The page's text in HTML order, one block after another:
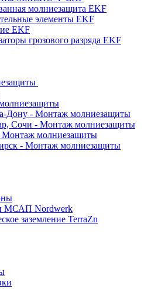
молниезащита EKF
элементы EKF
EKF
грозового разряда EKF
Дону - Монтаж молниезащиты
Сочи - Монтаж молниезащиты
Монтаж молниезащиты
- Монтаж молниезащиты
МСАП Nordwerk
заземление TerraZn